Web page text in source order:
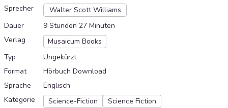
Sprecher
Walter Scott Williams
Dauer
9 Stunden 27 Minuten
Verlag
Musaicum Books
Typ
Ungekürzt
Format
Hörbuch Download
Sprache
Englisch
Kategorie
Science-Fiction Science Fiction